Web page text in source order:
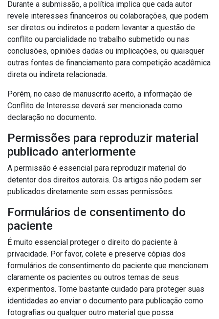
Durante a submissão, a política implica que cada autor
revele interesses financeiros ou colaborações, que podem
ser diretos ou indiretos e podem levantar a questão de
conflito ou parcialidade no trabalho submetido ou nas
conclusões, opiniões dadas ou implicações, ou quaisquer
outras fontes de financiamento para competição acadêmica
direta ou indireta relacionada.
Porém, no caso de manuscrito aceito, a informação de
Conflito de Interesse deverá ser mencionada como
declaração no documento.
Permissões para reproduzir material
publicado anteriormente
A permissão é essencial para reproduzir material do
detentor dos direitos autorais. Os artigos não podem ser
publicados diretamente sem essas permissões.
Formulários de consentimento do
paciente
É muito essencial proteger o direito do paciente à
privacidade. Por favor, colete e preserve cópias dos
formulários de consentimento do paciente que mencionem
claramente os pacientes ou outros temas de seus
experimentos. Tome bastante cuidado para proteger suas
identidades ao enviar o documento para publicação como
fotografias ou qualquer outro material que possa